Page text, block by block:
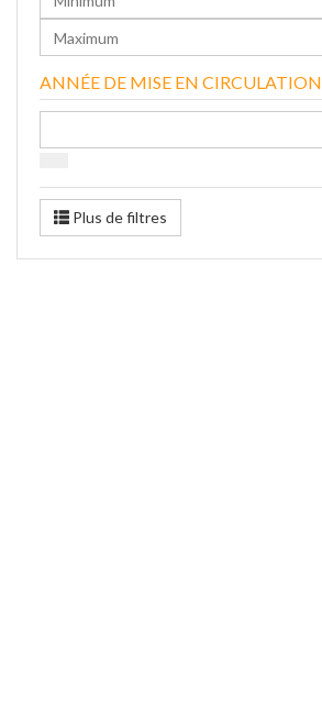
ANNÉE DE MISE EN CIRCULATION
Plus de filtres